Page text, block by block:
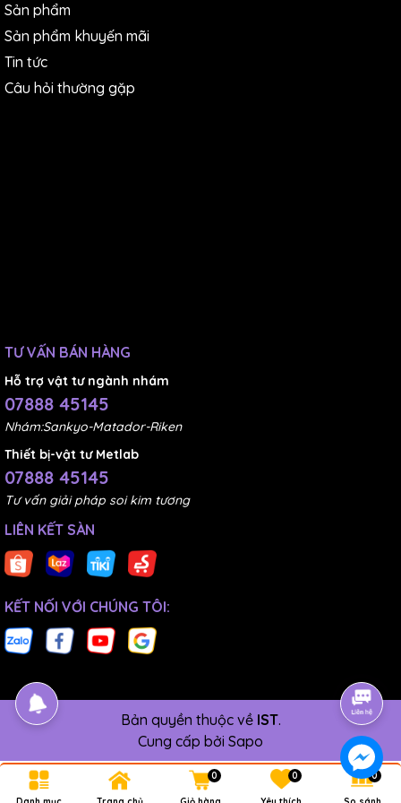
4. Bảng giá giấy nhám tờ
Dưới đây là bảng giá giấy nhám tờ:
Sản phẩm
Sản phẩm khuyến mãi
Tin tức
Câu hỏi thường gặp
TƯ VẤN BÁN HÀNG
Hỗ trợ vật tư ngành nhám
07888 45145
Nhám:Sankyo-Matador-Riken
Thiết bị-vật tư Metlab
07888 45145
Tư vấn giải pháp soi kim tương
LIÊN KẾT SÀN
KẾT NỐI VỚI CHÚNG TÔI:
Bản quyền thuộc về IST.
Cung cấp bởi Sapo
0 0 0